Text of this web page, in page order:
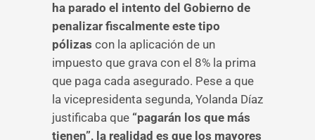
ha parado el intento del Gobierno de
penalizar fiscalmente este tipo
pólizas con la aplicación de un
impuesto que grava con el 8% la prima
que paga cada asegurado. Pese a que
la vicepresidenta segunda, Yolanda Díaz
justificaba que “pagarán los que más
tienen”, la realidad es que los mayores